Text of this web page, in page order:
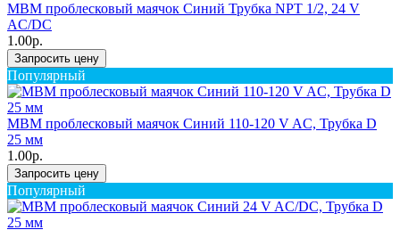
MBM проблесковый маячок Синий Трубка NPT 1/2, 24 V
AC/DC
1.00р.
Запросить цену
Популярный
MBM проблесковый маячок Синий 110-120 V AC, Трубка D
25 мм
1.00р.
Запросить цену
Популярный